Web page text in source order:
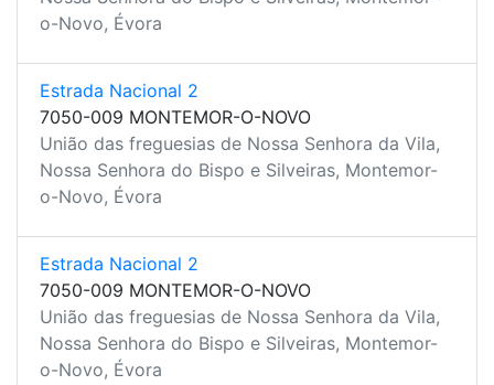
o-Novo, Évora
Estrada Nacional 2
7050-009 MONTEMOR-O-NOVO
União das freguesias de Nossa Senhora da Vila,
Nossa Senhora do Bispo e Silveiras, Montemor-
o-Novo, Évora
Estrada Nacional 2
7050-009 MONTEMOR-O-NOVO
União das freguesias de Nossa Senhora da Vila,
Nossa Senhora do Bispo e Silveiras, Montemor-
o-Novo, Évora